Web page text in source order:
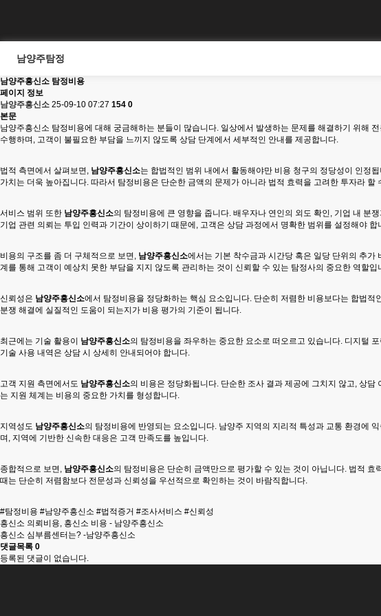
남양주탐정
남양주흥신소 탐정비용
페이지 정보
남양주흥신소 25-09-10 07:27 154 0
본문
남양주흥신소 탐정비용에 대해 궁금해하는 분들이 많습니다. 일상에서 발생하는 문제를 해결하기 위해
수행하며, 고객이 불필요한 부담을 느끼지 않도록 상담 단계에서 세부적인 안내를 제공합니다.
법적 측면에서 살펴보면, 남양주흥신소는 합법적인 범위 내에서 활동해야만 비용 청구의 정당성이 인정
가치는 더욱 높아집니다. 따라서 탐정비용은 단순한 금액의 문제가 아니라 법적 효력을 고려한 투자라 할
서비스 범위 또한 남양주흥신소의 탐정비용에 큰 영향을 줍니다. 배우자나 연인의 외도 확인, 기업 내 분
기업 관련 의뢰는 투입 인력과 기간이 상이하기 때문에, 고객은 상담 과정에서 명확한 범위를 설정해야 합
비용의 구조를 좀 더 구체적으로 보면, 남양주흥신소에서는 기본 착수금과 시간당 혹은 일당 단위의 추가
계를 통해 고객이 예상치 못한 부담을 지지 않도록 관리하는 것이 신뢰할 수 있는 탐정사의 중요한 역할입
신뢰성은 남양주흥신소에서 탐정비용을 정당화하는 핵심 요소입니다. 단순히 저렴한 비용보다는 합법
분쟁 해결에 실질적인 도움이 되는지가 비용 평가의 기준이 됩니다.
최근에는 기술 활용이 남양주흥신소의 탐정비용을 좌우하는 중요한 요소로 떠오르고 있습니다. 디지털
기술 사용 내역은 상담 시 상세히 안내되어야 합니다.
고객 지원 측면에서도 남양주흥신소의 비용은 정당화됩니다. 단순한 조사 결과 제공에 그치지 않고, 상
는 지원 체계는 비용의 중요한 가치를 형성합니다.
지역성도 남양주흥신소의 탐정비용에 반영되는 요소입니다. 남양주 지역의 지리적 특성과 교통 환경에
며, 지역에 기반한 신속한 대응은 고객 만족도를 높입니다.
종합적으로 보면, 남양주흥신소의 탐정비용은 단순히 금액만으로 평가할 수 있는 것이 아닙니다. 법적
때는 단순히 저렴함보다 전문성과 신뢰성을 우선적으로 확인하는 것이 바람직합니다.
#탐정비용 #남양주흥신소 #법적증거 #조사서비스 #신뢰성
흥신소 의뢰비용, 흥신소 비용 - 남양주흥신소
흥신소 심부름센터는? -남양주흥신소
댓글목록 0
등록된 댓글이 없습니다.